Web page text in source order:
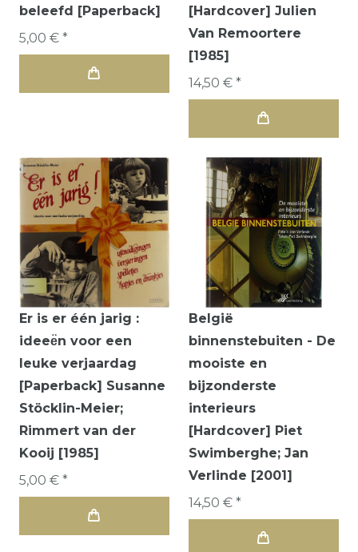
beleefd [Paperback]
5,00 € *
[Hardcover] Julien
Van Remoortere
[1985]
14,50 € *
Er is er één jarig :
ideee͏̈n voor een
leuke verjaardag
[Paperback] Susanne
Stöcklin-Meier;
Rimmert van der
Kooij [1985]
5,00 € *
België
binnenstebuiten - De
mooiste en
bijzonderste
interieurs
[Hardcover] Piet
Swimberghe; Jan
Verlinde [2001]
14,50 € *